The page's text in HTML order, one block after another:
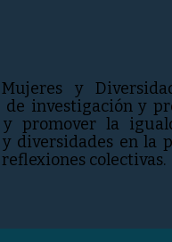
y
investigación y
promover la
diversidades en la
colectivas.